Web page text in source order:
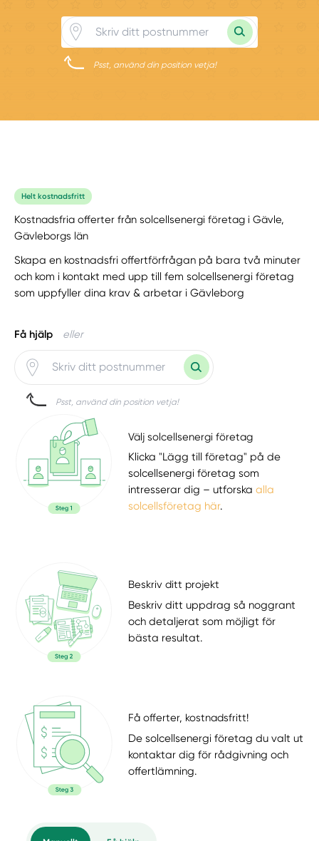
Psst, använd din position vetja!
Helt kostnadsfritt
Kostnadsfria offerter från solcellsenergi företag i Gävle,
Gävleborgs län
Skapa en kostnadsfri offertförfrågan på bara två minuter
och kom i kontakt med upp till fem solcellsenergi företag
som uppfyller dina krav & arbetar i Gävleborg
Få hjälp eller
Psst, använd din position vetja!
Välj solcellsenergi företag
Klicka "Lägg till företag" på de
solcellsenergi företag som
intresserar dig – utforskaalla
solcellsföretag här.
Beskriv ditt projekt
Beskriv ditt uppdrag så noggrant
och detaljerat som möjligt för
bästa resultat.
Få offerter, kostnadsfritt!
De solcellsenergi företag du valt ut
kontaktar dig för rådgivning och
offertlämning.